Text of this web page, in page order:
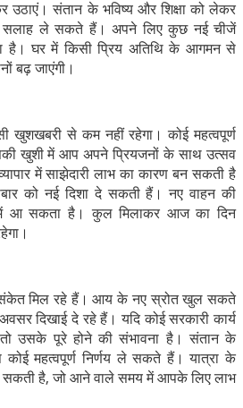
संतान के भविष्य और शिक्षा को लेकर
सलाह ले सकते हैं। अपने लिए कुछ नई चीजें
है। घर में किसी प्रिय अतिथि के आगमन से
बढ़ जाएंगी।
से कम नहीं रहेगा। कोई महत्वपूर्ण
खुशी में आप अपने प्रियजनों के साथ उत्सव
में साझेदारी लाभ का कारण बन सकती है
को नई दिशा दे सकती हैं। नए वाहन की
में आ सकता है। कुल मिलाकर आज का दिन
मिल रहे हैं। आय के नए स्रोत खुल सकते
दिखाई दे रहे हैं। यदि कोई सरकारी कार्य
उसके पूरे होने की संभावना है। संतान के
महत्वपूर्ण निर्णय ले सकते हैं। यात्रा के
सकती है, जो आने वाले समय में आपके लिए लाभ